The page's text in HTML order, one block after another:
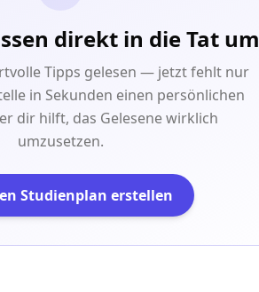
direkt in die Tat um
Tipps gelesen — jetzt fehlt nur
in Sekunden einen persönlichen
dir hilft, das Gelesene wirklich
umzusetzen.
Studienplan erstellen